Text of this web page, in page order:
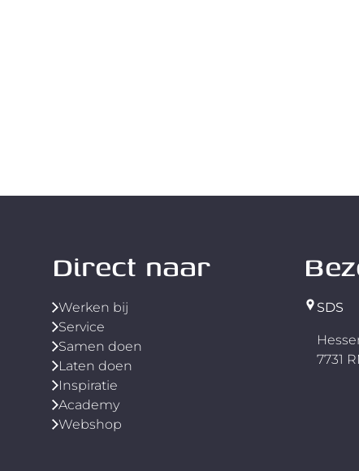
Direct naar
Werken bij
Service
Samen doen
Laten doen
Inspiratie
Academy
Webshop
SDS
7731